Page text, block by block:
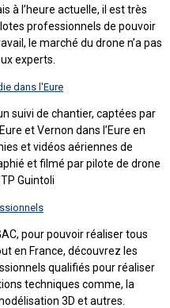
à l’heure actuelle, il est très
professionnels de pouvoir
le marché du drone n’a pas
experts.
dans l'Eure
suivi de chantier, captées par
et Vernon dans l’Eure en
et vidéos aériennes de
et filmé par pilote de drone
Guintoli
pour pouvoir réaliser tous
en France, découvrez les
qualifiés pour réaliser
techniques comme, la
3D et autres.